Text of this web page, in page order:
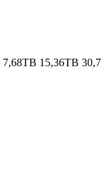
7,68TB 15,36TB